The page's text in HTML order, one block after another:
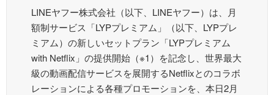
LINEヤフー株式会社（以下、LINEヤフー）は、月
額制サービス「LYPプレミアム」（以下、LYPプレ
ミアム）の新しいセットプラン「LYPプレミアム
with Netflix」の提供開始（※1）を記念し、世界最大
級の動画配信サービスを展開するNetflixとのコラボ
レーションによる各種プロモーションを、本日2月